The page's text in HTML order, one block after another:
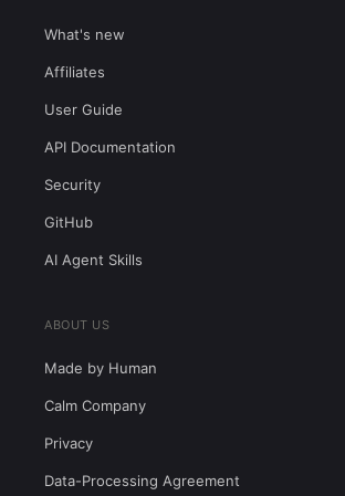
What's new
Affiliates
User Guide
API Documentation
Security
GitHub
AI Agent Skills
ABOUT US
Made by Human
Calm Company
Privacy
Data-Processing Agreement